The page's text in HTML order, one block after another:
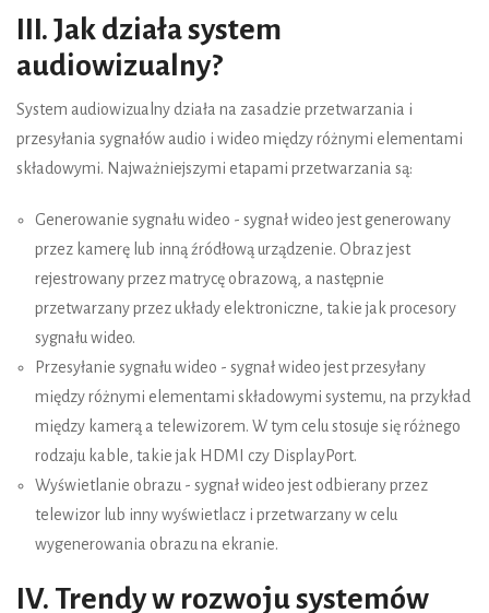
III. Jak działa system
audiowizualny?
System audiowizualny działa na zasadzie przetwarzania i
przesyłania sygnałów audio i wideo między różnymi elementami
składowymi. Najważniejszymi etapami przetwarzania są:
Generowanie sygnału wideo - sygnał wideo jest generowany
przez kamerę lub inną źródłową urządzenie. Obraz jest
rejestrowany przez matrycę obrazową, a następnie
przetwarzany przez układy elektroniczne, takie jak procesory
sygnału wideo.
Przesyłanie sygnału wideo - sygnał wideo jest przesyłany
między różnymi elementami składowymi systemu, na przykład
między kamerą a telewizorem. W tym celu stosuje się różnego
rodzaju kable, takie jak HDMI czy DisplayPort.
Wyświetlanie obrazu - sygnał wideo jest odbierany przez
telewizor lub inny wyświetlacz i przetwarzany w celu
wygenerowania obrazu na ekranie.
IV. Trendy w rozwoju systemów